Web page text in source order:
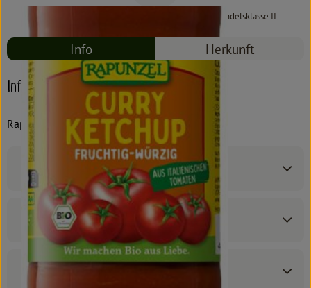
Handelsklasse II
Info Herkunft
Info
Rapunzel
Produktinformationen
Zutaten
Produktdatenblatt